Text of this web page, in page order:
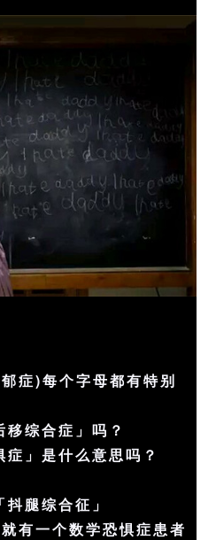
症)每个字母都有特别
综合症」吗？
」是什么意思吗？
腿综合征」
有一个数学恐惧症患者